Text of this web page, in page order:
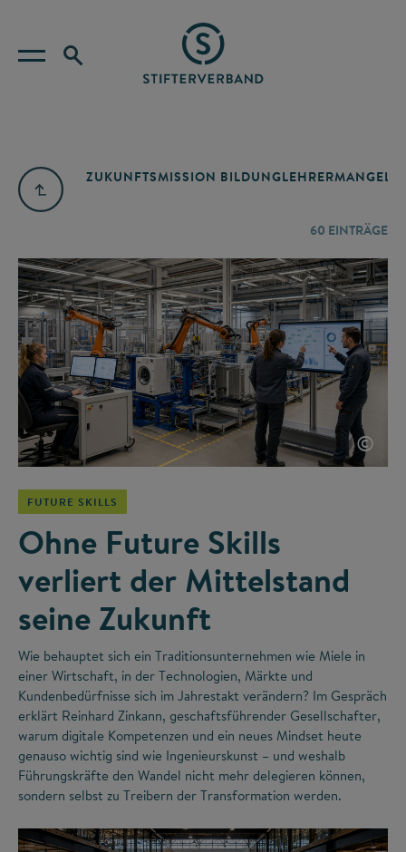
ZUKUNFTSMISSION BILDUNGLEHRERMANGEL
60 EINTRÄGE
©
FUTURE SKILLS
Ohne Future Skills
verliert der Mittelstand
seine Zukunft
Wie behauptet sich ein Traditionsunternehmen wie Miele in
einer Wirtschaft, in der Technologien, Märkte und
Kundenbedürfnisse sich im Jahrestakt verändern? Im Gespräch
erklärt Reinhard Zinkann, geschaftsführender Gesellschafter,
warum digitale Kompetenzen und ein neues Mindset heute
genauso wichtig sind wie Ingenieurskunst – und weshalb
Führungskräfte den Wandel nicht mehr delegieren können,
sondern selbst zu Treibern der Transformation werden.